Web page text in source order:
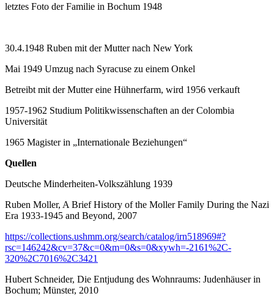
letztes Foto der Familie in Bochum 1948
30.4.1948 Ruben mit der Mutter nach New York
Mai 1949 Umzug nach Syracuse zu einem Onkel
Betreibt mit der Mutter eine Hühnerfarm, wird 1956 verkauft
1957-1962 Studium Politikwissenschaften an der Colombia
Universität
1965 Magister in „Internationale Beziehungen“
Quellen
Deutsche Minderheiten-Volkszählung 1939
Ruben Moller, A Brief History of the Moller Family During the Nazi
Era 1933-1945 and Beyond, 2007
https://collections.ushmm.org/search/catalog/irn518969#?
rsc=146242&cv=37&c=0&m=0&s=0&xywh=-2161%2C-
320%2C7016%2C3421
Hubert Schneider, Die Entjudung des Wohnraums: Judenhäuser in
Bochum; Münster, 2010